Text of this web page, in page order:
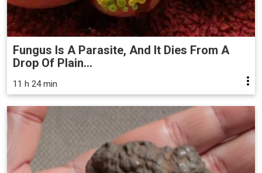
Fungus Is A Parasite, And It Dies From A
Drop Of Plain...
11 h 24 min